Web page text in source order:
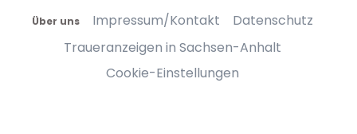
Über uns Impressum/Kontakt
Datenschutz
Traueranzeigen in Sachsen-Anhalt
Cookie-Einstellungen